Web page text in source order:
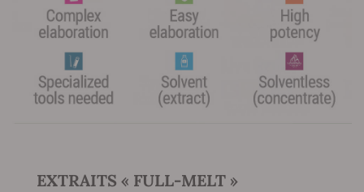
EXTRAITS « FULL-MELT »